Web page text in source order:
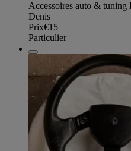
Accessoires auto & tuning
Denis
Prix€15
Particulier